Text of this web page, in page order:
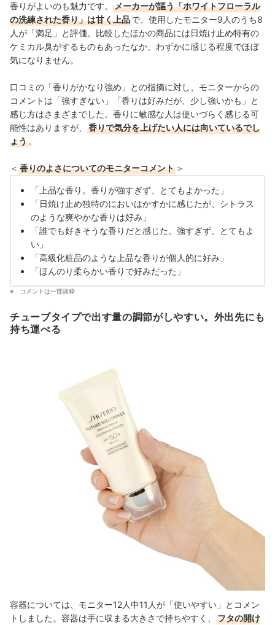
香りがよいのも魅力です。
メーカーが謳う「ホワイトフローラル
の洗練された香り」は甘く上品で、使用したモニター9人のうち8
人が「満足」と評価。比較したほかの商品には日焼け止め特有の
ケミカル臭がするものもあったなか、わずかに感じる程度でほぼ
気になりません。
口コミの「香りがかなり強め」との指摘に対し、モニターからの
コメントは「強すぎない」「香りは好みだが、少し強いかも」と
感じ方はさまざまでした。香りに敏感な人は使いづらく感じる可
能性はありますが、
香りで気分を上げたい人には向いているでし
ょう 。
＜ 香りのよさについてのモニターコメント ＞
「上品な香り。香りが強すぎず、とてもよかった」
「日焼け止め独特のにおいはかすかに感じたが、シトラス
のような爽やかな香りは好み」
「誰でも好きそうな香りだと感じた。強すぎず、とてもよ
い」
「高級化粧品のような上品な香りが個人的に好み」
「ほんのり柔らかい香りで好みだった」
コメントは一部抜粋
チューブタイプで出す量の調節がしやすい。外出先にも
持ち運べる
容器については、モニター12人中11人が「使いやすい」とコメン
トしました。容器は手に収まる大きさで持ちやすく、
フタの開け